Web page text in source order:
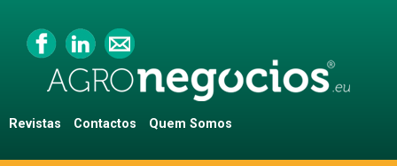
Revistas Contactos Quem Somos